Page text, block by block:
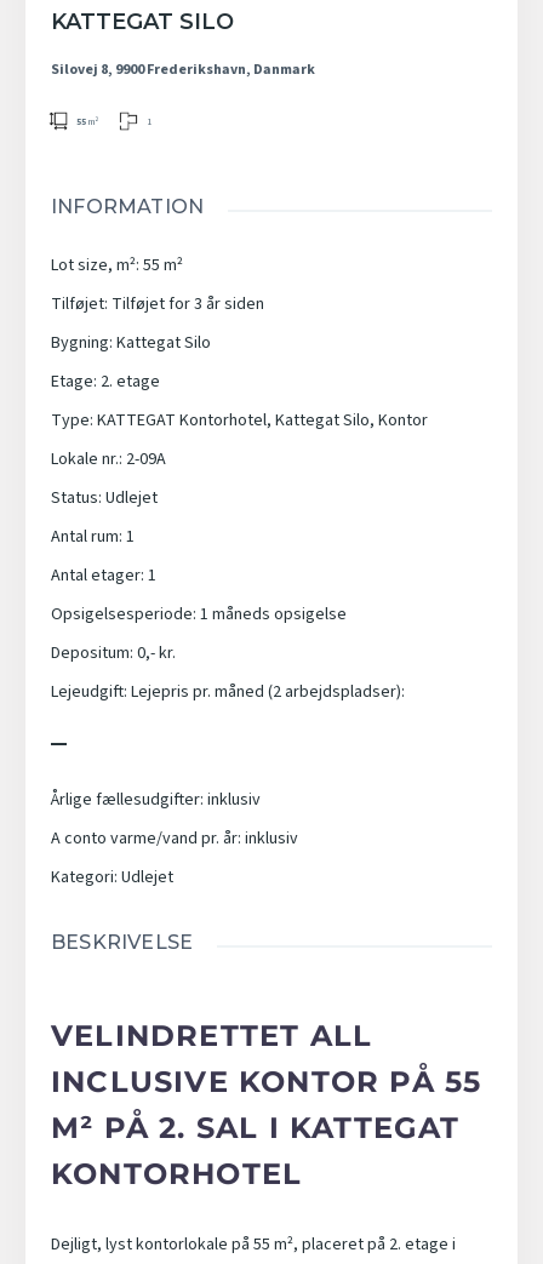
KATTEGAT SILO
Silovej 8, 9900 Frederikshavn, Danmark
55 m² 1
INFORMATION
Lot size, m²: 55 m²
Tilføjet: Tilføjet for 3 år siden
Bygning: Kattegat Silo
Etage: 2. etage
Type: KATTEGAT Kontorhotel, Kattegat Silo, Kontor
Lokale nr.: 2-09A
Status: Udlejet
Antal rum: 1
Antal etager: 1
Opsigelsesperiode: 1 måneds opsigelse
Depositum: 0,- kr.
Lejeudgift: Lejepris pr. måned (2 arbejdspladser):
Årlige fællesudgifter: inklusiv
A conto varme/vand pr. år: inklusiv
Kategori: Udlejet
BESKRIVELSE
VELINDRETTET ALL
INCLUSIVE KONTOR PÅ 55
M² PÅ 2. SAL I KATTEGAT
KONTORHOTEL
Dejligt, lyst kontorlokale på 55 m², placeret på 2. etage i